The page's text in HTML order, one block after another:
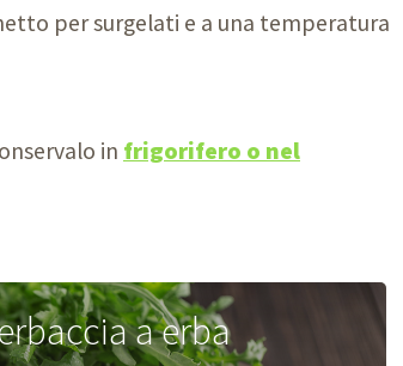
per surgelati e a una temperatura
in frigorifero o nel
a erba